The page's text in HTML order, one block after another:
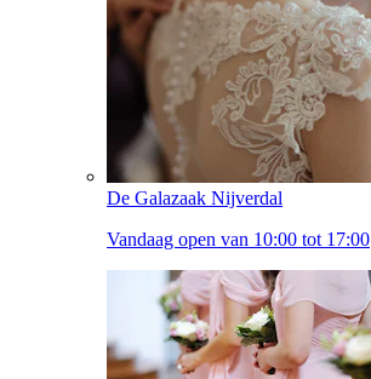
De Galazaak Nijverdal
Vandaag open van 10:00 tot 17:00